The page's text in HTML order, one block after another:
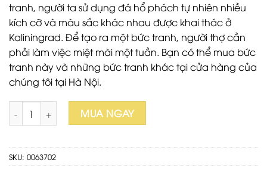
tranh, người ta sử dụng đá hổ phách tự nhiên nhiều
kích cỡ và màu sắc khác nhau được khai thác ở
Kaliningrad. Để tạo ra một bức tranh, người thợ cần
phải làm việc miệt mài một tuần. Bạn có thể mua bức
tranh này và những bức tranh khác tại cửa hàng của
chúng tôi tại Hà Nội.
Tranh hổ phách "Landscape no.12" 20x26 cm số lượng
MUA NGAY
SKU: 0063702